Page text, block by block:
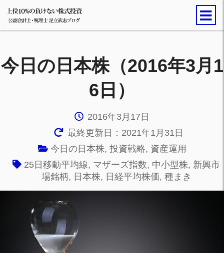
今日の日本株（2016年3月1
6日）
2016年3月17日
最終更新日：2021年1月31日
今日の日本株, 投資戦略, 資産運用
25日移動平均線, マザーズ指数, 中小型株, 新興市
場銘柄, 日本株, 日経平均株価, 種まき